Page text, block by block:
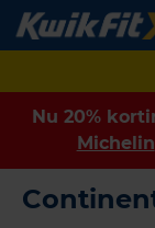
Nu 20%
Michelin